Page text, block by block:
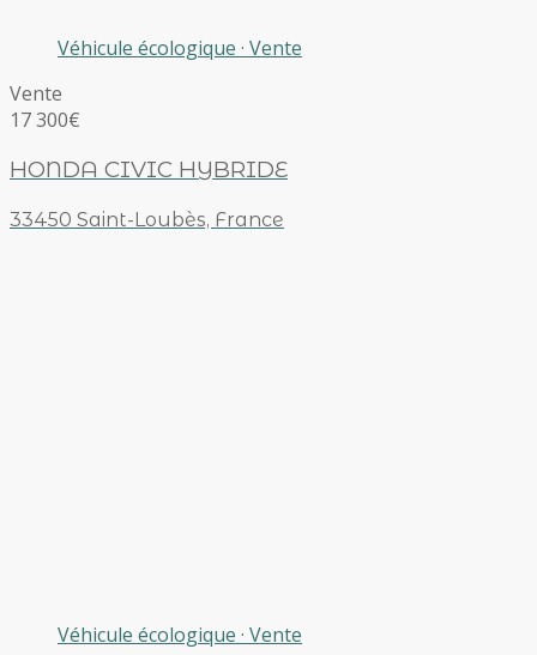
Véhicule écologique · Vente
Vente
17 300€
HONDA CIVIC HYBRIDE
33450 Saint-Loubès, France
Véhicule écologique · Vente